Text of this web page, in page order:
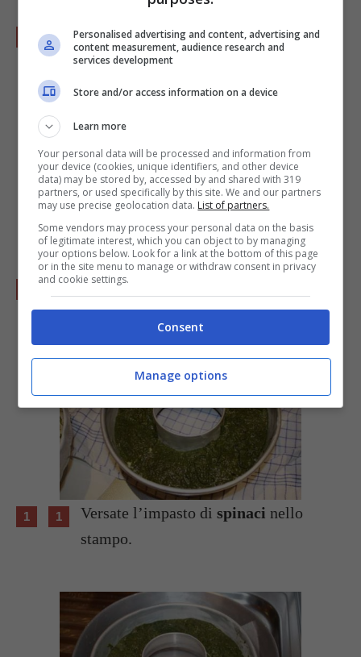
Unite labesciamellaal composto di
spinaci, e mescolate con cura.
Imburrate uno stampo ad anello.
Versate l’impasto di spinaci nello
stampo.
Personalised advertising and content, advertising and
content measurement, audience research and
services development
Store and/or access information on a device
Learn more
Your personal data will be processed and information from
your device (cookies, unique identifiers, and other device
data) may be stored by, accessed by and shared with 319
partners, or used specifically by this site. We and our partners
may use precise geolocation data. List of partners.
Some vendors may process your personal data on the basis
of legitimate interest, which you can object to by managing
your options below. Look for a link at the bottom of this page
or in the site menu to manage or withdraw consent in privacy
and cookie settings.
Consent
Manage options